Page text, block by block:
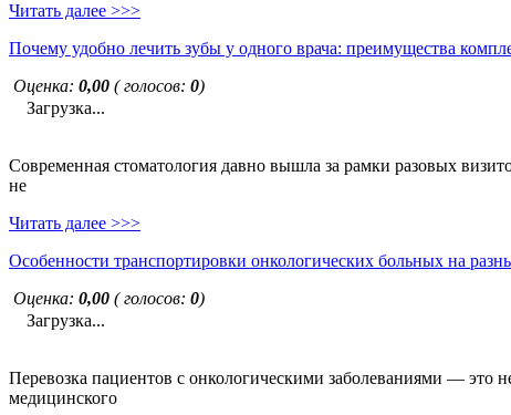
Читать далее >>>
Почему удобно лечить зубы у одного врача: преимущества
Оценка: 0,00 ( голосов: 0)
Загрузка...
Современная стоматология давно вышла за рамки разовых
не
Читать далее >>>
Особенности транспортировки онкологических больных на
Оценка: 0,00 ( голосов: 0)
Загрузка...
Перевозка пациентов с онкологическими заболеваниями — это
медицинского